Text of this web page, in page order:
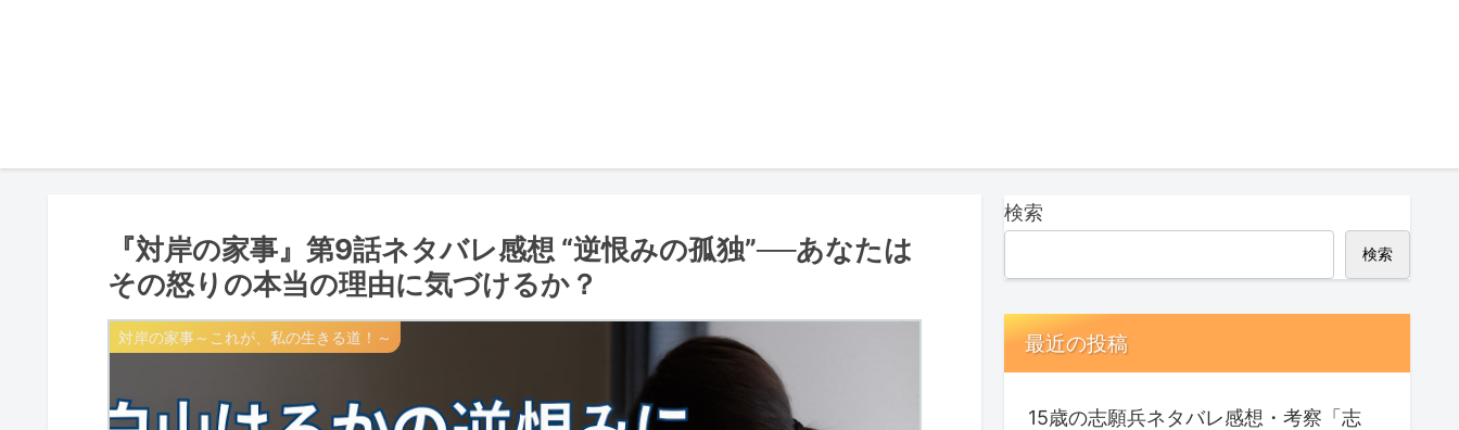
『対岸の家事』第9話ネタバレ感想 “逆恨みの孤独”──あなたは
その怒りの本当の理由に気づけるか？
対岸の家事～これが、私の生きる道！～
検索
検索
最近の投稿
15歳の志願兵ネタバレ感想・考察「志